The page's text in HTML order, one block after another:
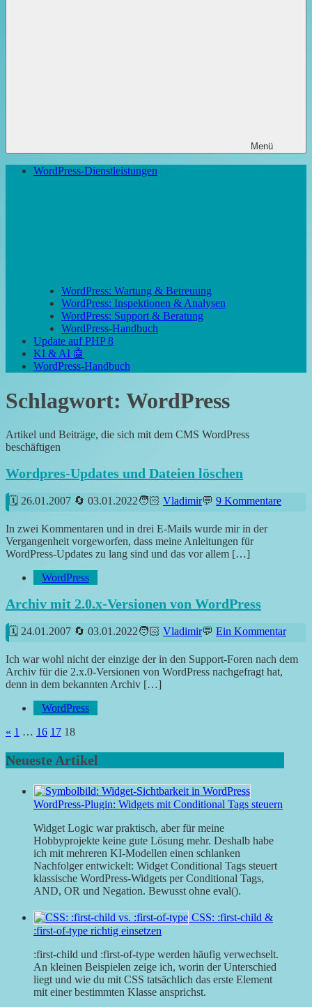
Menü
WordPress-Dienstleistungen
WordPress: Wartung & Betreuung
WordPress: Inspektionen & Analysen
WordPress: Support & Beratung
WordPress-Handbuch
Update auf PHP 8
KI & AI 🤖
WordPress-Handbuch
Schlagwort: WordPress
Artikel und Beiträge, die sich mit dem CMS WordPress
beschäftigen
Wordpres-Updates und Dateien löschen
26.01.2007 03.01.2022 Vladimir 9 Kommentare
In zwei Kommentaren und in drei E-Mails wurde mir in der
Vergangenheit vorgeworfen, dass meine Anleitungen für
WordPress-Updates zu lang sind und das vor allem […]
WordPress
Archiv mit 2.0.x-Versionen von WordPress
24.01.2007 03.01.2022 Vladimir Ein Kommentar
Ich war wohl nicht der einzige der in den Support-Foren nach dem
Archiv für die 2.x.0-Versionen von WordPress nachgefragt hat,
denn in dem bekannten Archiv […]
WordPress
Seitennummerierung
der
Beiträge
« Vorherige
1 … 16 17 18
Neueste Artikel
WordPress-Plugin: Widgets mit Conditional Tags steuern
Widget Logic war praktisch, aber für meine
Hobbyprojekte keine gute Lösung mehr. Deshalb habe
ich mit mehreren KI-Modellen einen schlanken
Nachfolger entwickelt: Widget Conditional Tags steuert
klassische WordPress-Widgets per Conditional Tags,
AND, OR und Negation. Bewusst ohne eval().
CSS: :first-child &
:first-of-type richtig einsetzen
:first-child und :first-of-type werden häufig verwechselt.
An kleinen Beispielen zeige ich, worin der Unterschied
liegt und wie du mit CSS tatsächlich das erste Element
mit einer bestimmten Klasse ansprichst.